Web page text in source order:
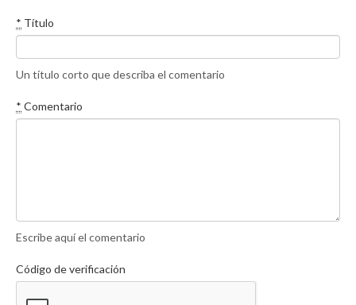
* Título
Un título corto que describa el comentario
* Comentario
Escribe aquí el comentario
Código de verificación